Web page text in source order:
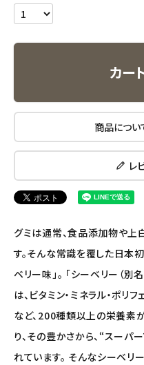
ナチュラムーン
エコリュクス
ナチュラプラス
アルマウィン
アルモニベルツ
ご利用ガイド等
アカウント情報
meeting_room ログイン person
カー
商品につ
レ
グミは通常、食品添加物や上
す。そんな常識を覆した日本
ベリー味」。 「シーベリー（別
は、ビタミン・ミネラル・ポリフ
など、200種類以上の栄養素
り、その豊かさから、“スーパ
れています。 そんなシーベリ